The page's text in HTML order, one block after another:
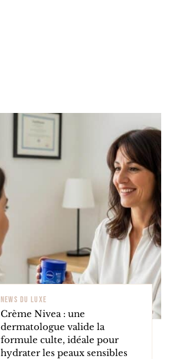
NEWS DU LUXE
Crème Nivea : une
dermatologue valide la
formule culte, idéale pour
hydrater les peaux sensibles